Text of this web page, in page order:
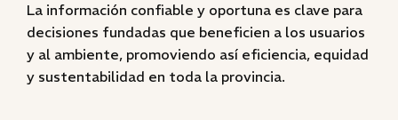
La información confiable y oportuna es clave para
decisiones fundadas que beneficien a los usuarios
y al ambiente, promoviendo así eficiencia, equidad
y sustentabilidad en toda la provincia.